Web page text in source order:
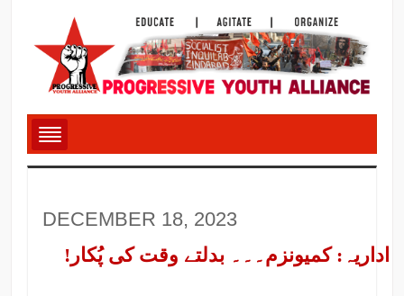
DECEMBER 18, 2023
اداریہ: کمیونزم۔۔۔ بدلتے وقت کی پُکار!